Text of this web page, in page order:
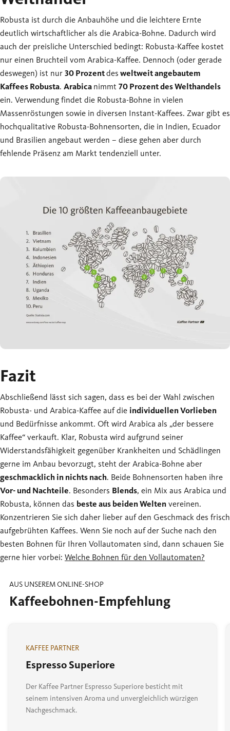
Robusta ist durch die Anbauhöhe und die leichtere Ernte
deutlich wirtschaftlicher als die Arabica-Bohne. Dadurch wird
auch der preisliche Unterschied bedingt: Robusta-Kaffee kostet
nur einen Bruchteil vom Arabica-Kaffee. Dennoch (oder gerade
deswegen) ist nur 30 Prozentdes weltweit angebautem
Kaffees Robusta. Arabica nimmt 70 Prozent des Welthandels
ein. Verwendung findet die Robusta-Bohne in vielen
Massenröstungen sowie in diversen Instant-Kaffees. Zwar gibt es
hochqualitative Robusta-Bohnensorten, die in Indien, Ecuador
und Brasilien angebaut werden – diese gehen aber durch
fehlende Präsenz am Markt tendenziell unter.
Fazit
Abschließend lässt sich sagen, dass es bei der Wahl zwischen
Robusta- und Arabica-Kaffee auf die individuellen Vorlieben
und Bedürfnisse ankommt. Oft wird Arabica als „der bessere
Kaffee“ verkauft. Klar, Robusta wird aufgrund seiner
Widerstandsfähigkeit gegenüber Krankheiten und Schädlingen
gerne im Anbau bevorzugt, steht der Arabica-Bohne aber
geschmacklich in nichts nach. Beide Bohnensorten haben ihre
Vor- und Nachteile. Besonders Blends, ein Mix aus Arabica und
Robusta, können das beste aus beiden Welten vereinen.
Konzentrieren Sie sich daher lieber auf den Geschmack des frisch
aufgebrühten Kaffees. Wenn Sie noch auf der Suche nach den
besten Bohnen für Ihren Vollautomaten sind, dann schauen Sie
gerne hier vorbei: Welche Bohnen für den Vollautomaten?
AUS UNSEREM ONLINE-SHOP
Kaffeebohnen-Empfehlung
KAFFEE PARTNER
Espresso Superiore
Der Kaffee Partner Espresso Superiore besticht mit
seinem intensiven Aroma und unvergleichlich würzigen
Nachgeschmack.